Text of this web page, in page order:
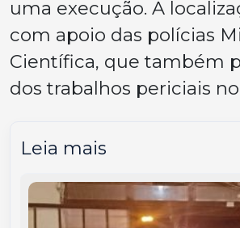
uma execução. A
com apoio das polícias
Científica, que também
dos trabalhos periciais
Leia mais